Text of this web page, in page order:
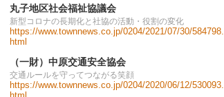
丸子地区社会福祉協議会
新型コロナの長期化と社協の活動・役割の変化
https://www.townnews.co.jp/0204/2021/07/30/584798.
html
（一財）中原交通安全協会
交通ルールを守ってつながる笑顔
https://www.townnews.co.jp/0204/2020/06/12/530093.